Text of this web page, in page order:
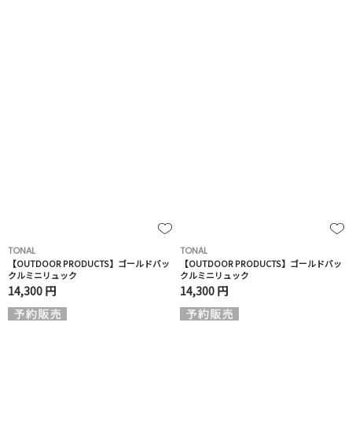
TONAL
【OUTDOOR PRODUCTS】ゴールドバッ
クルミニリュック
14,300 円
TONAL
【OUTDOOR PRODUCTS】ゴールドバッ
クルミニリュック
14,300 円